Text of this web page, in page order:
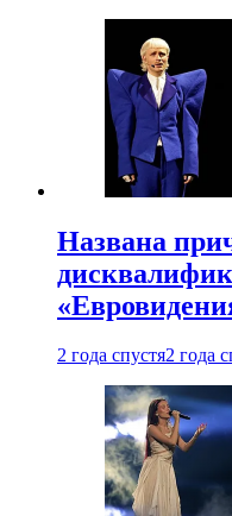
Названа
2 года спустя2 года